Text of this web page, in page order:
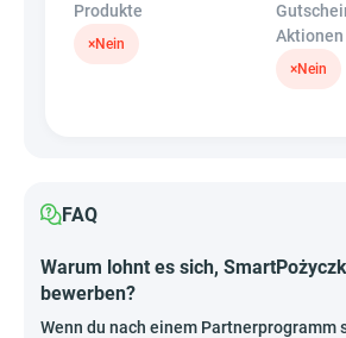
Produkte
×Nein
Aktionen
×Nein
FAQ
Warum lohnt es sich,
bewerben?
Wenn du nach einem Partnerprogramm